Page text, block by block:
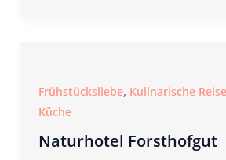
Frühstücksliebe, Kulinarische
Küche
Naturhotel Forsthofgut